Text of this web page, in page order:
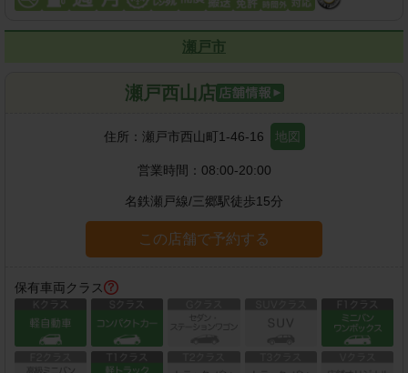
瀬戸市
瀬戸西山店
住所： 瀬戸市西山町1-46-16 地図
営業時間： 08:00-20:00
名鉄瀬戸線/三郷駅徒歩15分
この店舗で予約する
保有車両クラス